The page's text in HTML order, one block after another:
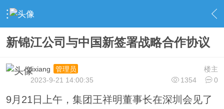
› 新闻栏目 › 公司新闻 › 内容
新锦江公司与中国新签署战略合作协议
楼主
lixiang
管理员
1354
0
2023-9-21 14:00:35
9月21日上午，集团王祥明董事长在深圳会见了